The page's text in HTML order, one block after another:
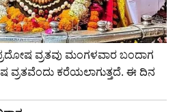
ವ್ರತವು ಮಂಗಳವಾರ ಬಂದಾಗ
ಕರೆಯಲಾಗುತ್ತದೆ. ಈ ದಿನ